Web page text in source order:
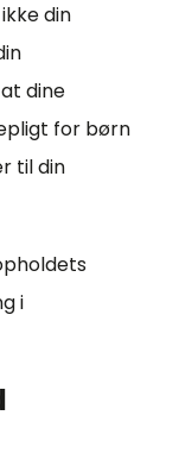
din
dine
for børn
til din
i